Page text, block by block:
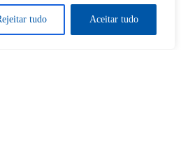
tudo Aceitar tudo